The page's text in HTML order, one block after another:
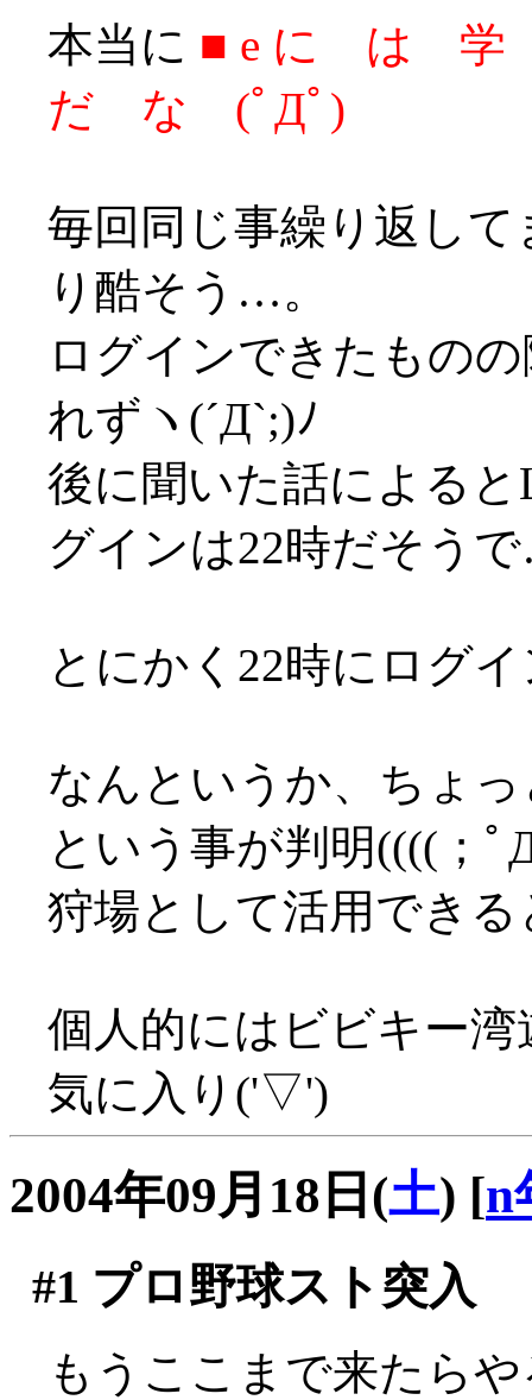
本当に ■ e に は
だ な (ﾟДﾟ)
毎回同じ事繰り返し
り酷そう…。
ログインできたもの
れずヽ(´Д`;)ﾉ
後に聞いた話による
グインは22時だそう
とにかく22時にログ
なんというか、ちょ
という事が判明((((；ﾟ
狩場として活用でき
個人的にはビビキー
気に入り('▽')
2004年09月18日(土) [n
#1 プロ野球スト突入
もうここまで来たら